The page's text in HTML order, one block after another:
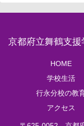
京都府立舞鶴支
HOME
学校生活
行永分校の教
アクセス